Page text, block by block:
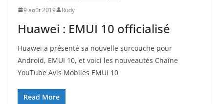
9 août 2019 Rudy
Huawei : EMUI 10 officialisé
Huawei a présenté sa nouvelle surcouche pour
Android, EMUI 10, et voici les nouveautés Chaîne
YouTube Avis Mobiles EMUI 10
Read More